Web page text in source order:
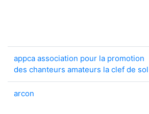
appca association pour la promotion
des chanteurs amateurs la clef de sol
arcon